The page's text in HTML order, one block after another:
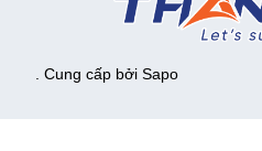
. Cung cấp bởi Sapo